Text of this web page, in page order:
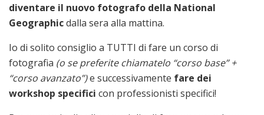
diventare il nuovo fotografo della National
Geographicdalla sera alla mattina.
Io di solito consiglio a TUTTI di fare un corso di
fotografia (o se preferite chiamatelo “corso base” +
“corso avanzato”)e successivamente fare dei
workshop specifici con professionisti specifici!